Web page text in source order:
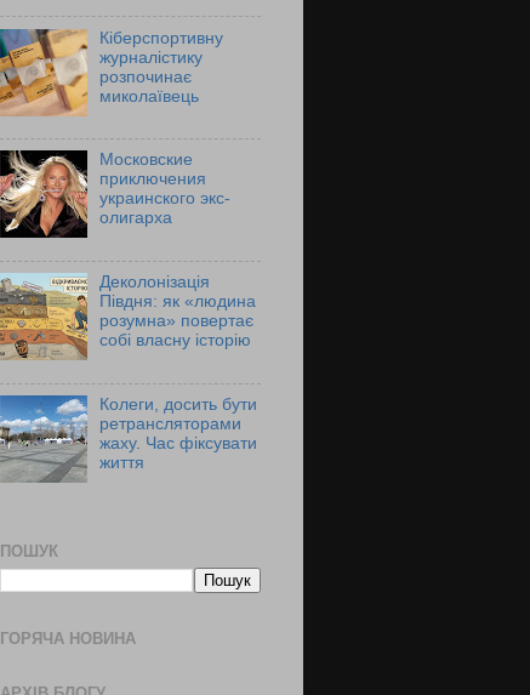
Кіберспортивну
журналістику
розпочинає
миколаївець
Московские
приключения
украинского экс-
олигарха
Деколонізація
Півдня: як «людина
розумна» повертає
собі власну історію
Колеги, досить бути
ретрансляторами
жаху. Час фіксувати
життя
ПОШУК
ГОРЯЧА НОВИНА